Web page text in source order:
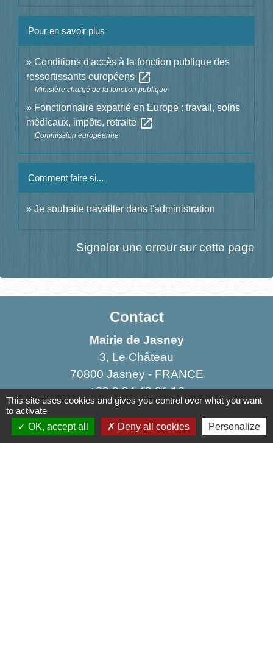
Pour en savoir plus
Conditions d'accès à la fonction publique des
ressortissants européens open_in_new
Ministère chargé de la fonction publique
Fonctionnaire expatrié en Europe : travail, soins
médicaux, impôts, retraite open_in_new
Commission européenne
Comment faire si...
Je souhaite travailler dans l'administration
Signaler une erreur sur cette page
Contact
Mairie de Jasney
3, Le Château
70800 Jasney - FRANCE
+33 3 84 49 81 16
This site uses cookies and gives you control over what you want
to activate
OK, accept all
Deny all cookies Personalize